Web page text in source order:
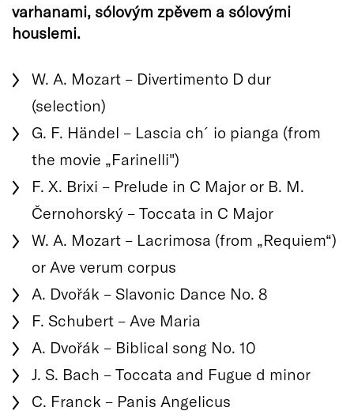
varhanami, sólovým zpěvem a sólovými
houslemi.
W. A. Mozart – Divertimento D dur
(selection)
G. F. Händel – Lascia ch´io pianga (from
the movie „Farinelli")
F. X. Brixi – Prelude in C Major or B. M.
Černohorský – Toccata in C Major
W. A. Mozart – Lacrimosa (from „Requiem“)
or Ave verum corpus
A. Dvořák – Slavonic Dance No. 8
F. Schubert – Ave Maria
A. Dvořák – Biblical song No. 10
J. S. Bach – Toccata and Fugue d minor
C. Franck – Panis Angelicus